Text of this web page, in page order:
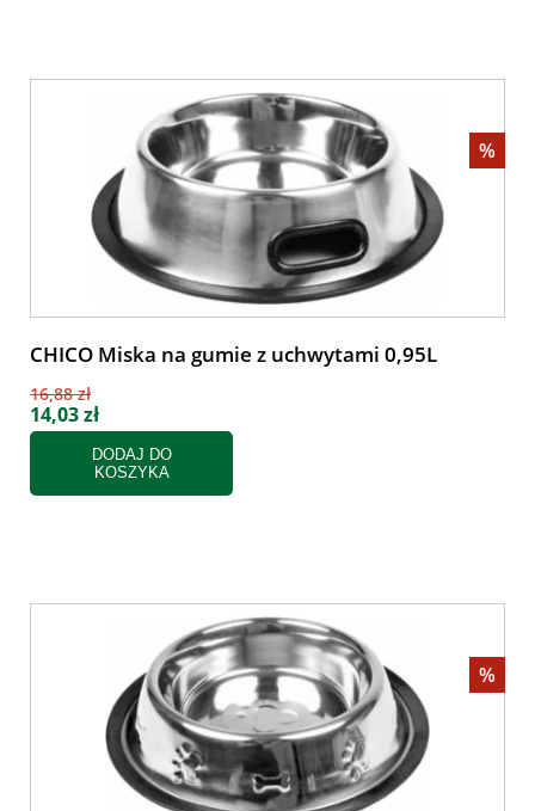
%
CHICO Miska na gumie z uchwytami 0,95L
16,88 zł
14,03 zł
DODAJ DO
KOSZYKA
%